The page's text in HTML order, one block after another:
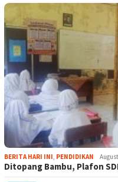
BERITA HARI INI, PENDIDIKAN
Ditopang Bambu, Plafon